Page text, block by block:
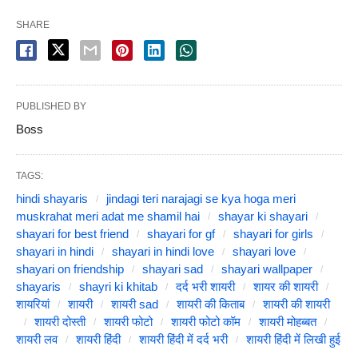
SHARE
PUBLISHED BY
Boss
TAGS:
hindi shayaris
jindagi teri narajagi se kya hoga meri
muskrahat meri adat me shamil hai
shayar ki shayari
shayari for best friend
shayari for gf
shayari for girls
shayari in hindi
shayari in hindi love
shayari love
shayari on friendship
shayari sad
shayari wallpaper
shayaris
shayri ki khitab दर्द भरी शायरी
शायर की शायरी
शायरियां
शायरी शायरी sad शायरी की किताब
शायरी की शायरी
शायरी दोस्ती
शायरी फोटो शायरी फोटो कॉम
शायरी मोहब्बत
शायरी लव
शायरी हिंदी शायरी हिंदी में दर्द भरी शायरी हिंदी में लिखी हुई